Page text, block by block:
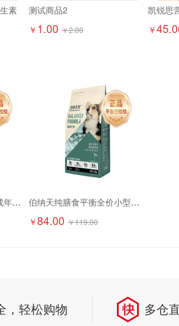
素
测试商品2
￥ 1.00 ￥2.00 ￥
伯纳天纯膳食平衡全价成年期猫粮（含三文鱼配方）1.5kg
伯纳天纯膳食平衡全价小型犬成犬粮（含三文鱼配方）1.5kg
￥84.00 ￥119.00
，轻松购物 多仓